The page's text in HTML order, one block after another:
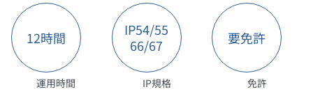
12時間
運用時間
IP54/55
66/67
IP規格
要免許
免許